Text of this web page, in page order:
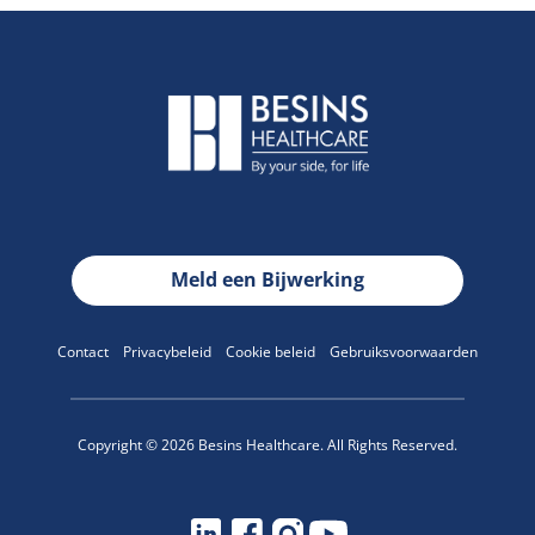
Meld een Bijwerking
Contact Privacybeleid Cookie beleid Gebruiksvoorwaarden
Copyright © 2026 Besins Healthcare. All Rights Reserved.